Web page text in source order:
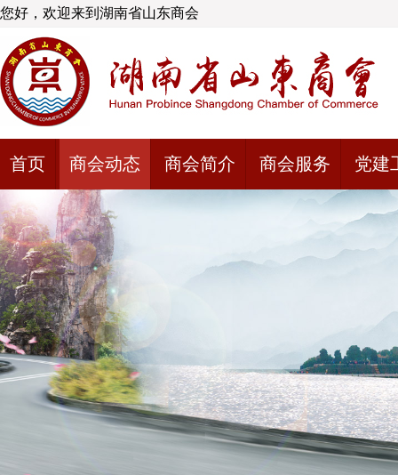
您好，欢迎来到湖南省山东商会
首页 商会动态 商会简介 商会服务 党建